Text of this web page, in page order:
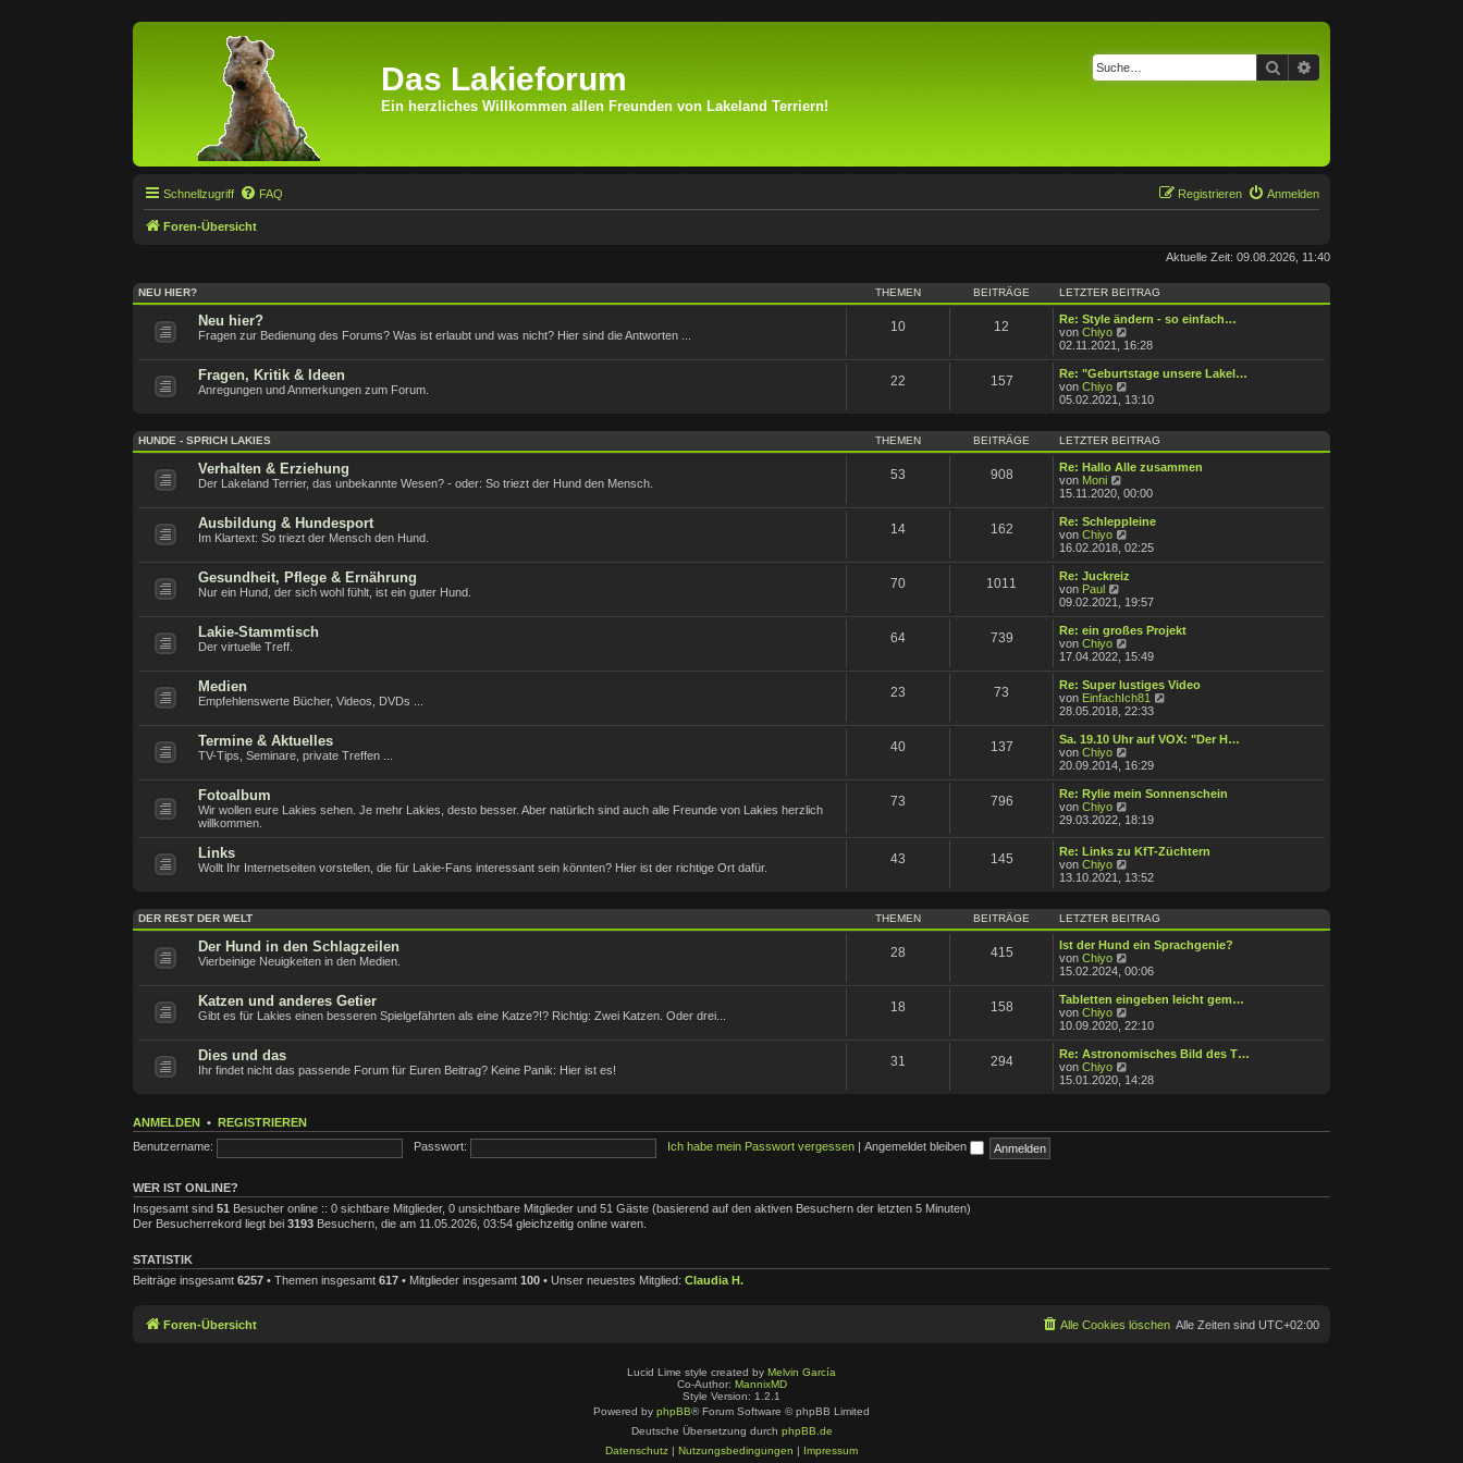
Das Lakieforum
Ein herzliches Willkommen allen Freunden von Lakeland Terriern!
Suche
Schnellzugriff FAQ Anmelden
Registrieren
Foren-Übersicht
Aktuelle Zeit: 09.08.2026, 11:40
NEU HIER? THEMEN BEITRÄGE LETZTER BEITRAG
Neu hier?
Fragen zur Bedienung des Forums? Was ist erlaubt und was nicht? Hier sind die Antworten ...
10 12
Re: Style ändern - so einfach…
von Chiyo
e
e
t
B
e
i
t
r
a
02.11.2021, 16:28
Fragen, Kritik & Ideen
Anregungen und Anmerkungen zum Forum.
22 157
Re: "Geburtstage unsere Lakel…
von Chiyo
e
s
t
e
B
i
t
r
a
05.02.2021, 13:10
HUNDE - SPRICH LAKIES THEMEN BEITRÄGE LETZTER BEITRAG
Verhalten & Erziehung
Der Lakeland Terrier, das unbekannte Wesen? - oder: So triezt der Hund den Mensch.
53 908
Re: Hallo Alle zusammen
von Moni
e
e
s
t
r
B
e
r
a
g
15.11.2020, 00:00
Ausbildung & Hundesport
Im Klartext: So triezt der Mensch den Hund.
14 162
Re: Schleppleine
von Chiyo
e
e
t
r
B
e
i
r
a
g
16.02.2018, 02:25
Gesundheit, Pflege & Ernährung
Nur ein Hund, der sich wohl fühlt, ist ein guter Hund.
70 1011
Re: Juckreiz
von Paul
e
e
s
t
r
B
e
r
a
g
09.02.2021, 19:57
Lakie-Stammtisch
Der virtuelle Treff.
64 739
Re: ein großes Projekt
von Chiyo
e
e
s
t
B
e
i
r
g
17.04.2022, 15:49
Medien
Empfehlenswerte Bücher, Videos, DVDs ...
23 73
Re: Super lustiges Video
von EinfachIch81
e
B
r
28.05.2018, 22:33
Termine & Aktuelles
TV-Tips, Seminare, private Treffen ...
40 137
Sa. 19.10 Uhr auf VOX: "Der H…
von Chiyo
e
e
t
B
i
r
a
g
20.09.2014, 16:29
Fotoalbum
Wir wollen eure Lakies sehen. Je mehr Lakies, desto besser. Aber natürlich sind auch alle Freunde von Lakies herzlich
willkommen.
73 796
Re: Rylie mein Sonnenschein
von Chiyo
e
e
s
t
e
B
e
t
a
29.03.2022, 18:19
Links
Wollt Ihr Internetseiten vorstellen, die für Lakie-Fans interessant sein könnten? Hier ist der richtige Ort dafür.
43 145
Re: Links zu KfT-Züchtern
von Chiyo
e
s
t
e
B
t
r
a
13.10.2021, 13:52
DER REST DER WELT THEMEN BEITRÄGE LETZTER BEITRAG
Der Hund in den Schlagzeilen
Vierbeinige Neuigkeiten in den Medien.
28 415
Ist der Hund ein Sprachgenie?
von Chiyo
e
e
s
t
B
e
i
15.02.2024, 00:06
Katzen und anderes Getier
Gibt es für Lakies einen besseren Spielgefährten als eine Katze?!? Richtig: Zwei Katzen. Oder drei...
18 158
Tabletten eingeben leicht gem…
von Chiyo
e
e
t
e
g
10.09.2020, 22:10
Dies und das
Ihr findet nicht das passende Forum für Euren Beitrag? Keine Panik: Hier ist es!
31 294
Re: Astronomisches Bild des T…
von Chiyo
e
t
i
15.01.2020, 14:28
ANMELDEN • REGISTRIEREN
Benutzername:
Passwort: Ich habe mein Passwort vergessen Angemeldet bleiben
WER IST ONLINE?
Insgesamt sind 51 Besucher online :: 0 sichtbare Mitglieder, 0 unsichtbare Mitglieder und 51 Gäste (basierend auf den aktiven Besuchern der letzten 5 Minuten)
Der Besucherrekord liegt bei 3193 Besuchern, die am 11.05.2026, 03:54 gleichzeitig online waren.
STATISTIK
Beiträge insgesamt 6257 • Themen insgesamt 617 • Mitglieder insgesamt 100 • Unser neuestes Mitglied: Claudia H.
Foren-Übersicht Alle Zeiten sind UTC+02:00
Alle Cookies löschen
Lucid Lime style created by Melvin García
Co-Author: MannixMD
Style Version: 1.2.1
Powered by phpBB® Forum Software © phpBB Limited
Deutsche Übersetzung durch phpBB.de
Datenschutz | Nutzungsbedingungen | Impressum